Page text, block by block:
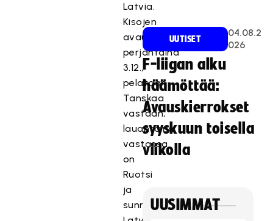
Latvia.
Kisojen
avauspäivänä,
perjantaina
3.12.,
pelataan
Tanskaa
vastaan,
lauantaina
vastassa
on
Ruotsi
ja
sunnuntaina
UUTISET
04.08.2
026
F-liigan alku
häämöttää:
Avauskierrokset
syyskuun toisella
viikolla
UUSIMMAT